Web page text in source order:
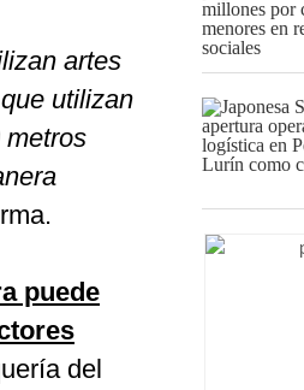
artes
utilizan
metros
puede
del